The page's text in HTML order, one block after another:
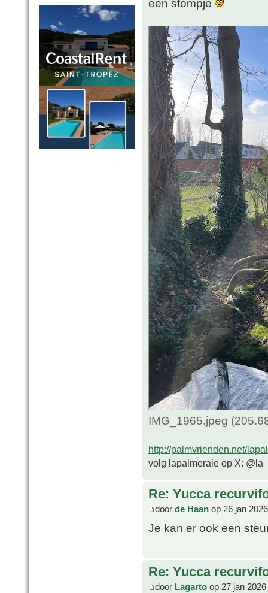
een stompje
IMG_1965.jpeg
http://palmvrienden.net/
volg lapalmeraie op X:
Re: Yucca
door de Haan op 26 jan
Je kan er ook een
Re: Yucca
door Lagarto op 27 jan